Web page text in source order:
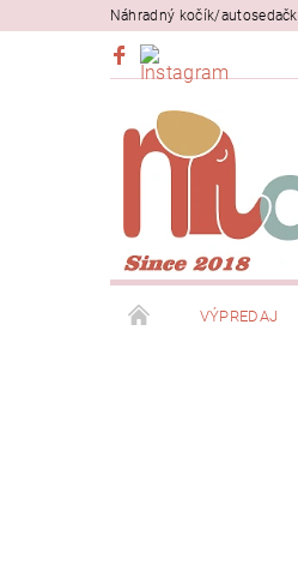
Náhradný kočík/
VÝPREDAJ